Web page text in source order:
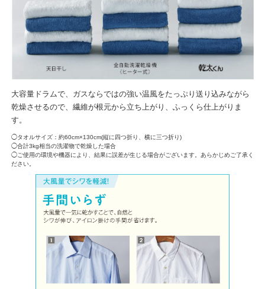
大容量ドラムで、ガスならではの強い温風をたっぷり送り込みながら
乾燥させるので、繊維が根元から立ち上がり、ふっくら仕上がりま
す。
◯タオルサイズ：約60cm×130cm(縦に四つ折り、横に三つ折り)
◯合計3kg相当の洗濯物で乾燥した場合
◯ご使用の環境や機器により、結果に誤差が生じる場合がございます。あらかじめご了承く
ださい。